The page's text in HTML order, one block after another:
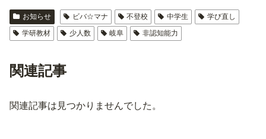
お知らせ ビバ☆マナ 不登校 中学生
学び直し
学研教材
少人数 岐阜 非認知能力
関連記事
関連記事は見つかりませんでした。